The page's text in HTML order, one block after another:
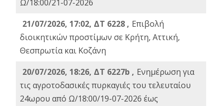
Ω/18:00/21-07-2026
21/07/2026, 17:02, ΔΤ 6228 , Επιβολή
διοικητικών προστίμων σε Κρήτη, Αττική,
Θεσπρωτία και Κοζάνη
20/07/2026, 18:26, ΔΤ 6227b , Ενημέρωση για
τις αγροτοδασικές πυρκαγιές του τελευταίου
24ωρου από Ω/18:00/19-07-2026 έως